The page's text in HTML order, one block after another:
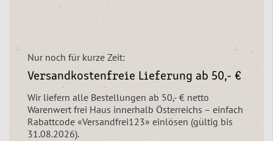
Nur noch für kurze Zeit:
Versandkostenfreie Lieferung ab 50,- €
Wir liefern alle Bestellungen ab 50,- € netto
Warenwert frei Haus innerhalb Österreichs – einfach
Rabattcode «Versandfrei123» einlösen (gültig bis
31.08.2026).